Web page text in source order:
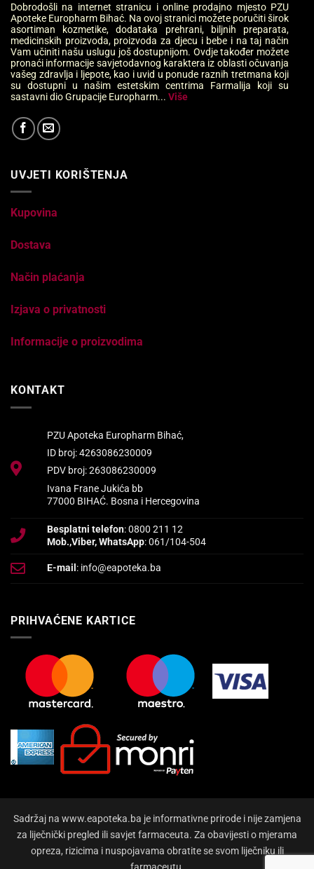
Dobrodošli na internet stranicu i online prodajno mjesto PZU
Apoteke Europharm Bihać. Na ovoj stranici možete poručiti širok
asortiman kozmetike, dodataka prehrani, biljnih preparata,
medicinskih proizvoda, proizvoda za djecu i bebe i na taj način
Vam učiniti našu uslugu još dostupnijom. Ovdje također možete
pronaći informacije savjetodavnog karaktera iz oblasti očuvanja
vašeg zdravlja i ljepote, kao i uvid u ponude raznih tretmana koji
su dostupni u našim estetskim centrima Farmalija koji su
sastavni dio Grupacije Europharm... Više
UVJETI KORIŠTENJA
Kupovina
Dostava
Način plaćanja
Izjava o privatnosti
Informacije o proizvodima
KONTAKT
PZU Apoteka Europharm Bihać,
ID broj: 4263086230009
PDV broj: 263086230009
Ivana Frane Jukića bb
77000 BIHAĆ. Bosna i Hercegovina
Besplatni telefon: 0800 211 12
Mob.,Viber, WhatsApp: 061/104-504
E-mail : info@eapoteka.ba
PRIHVAĆENE KARTICE
Sadržaj na www.eapoteka.ba je informativne prirode i nije zamjena
za liječnički pregled ili savjet farmaceuta. Za obavijesti o mjerama
opreza, rizicima i nuspojavama obratite se svom liječniku ili